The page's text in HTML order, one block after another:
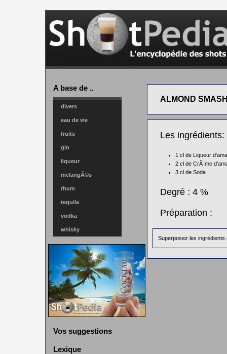
A base de ..
divers
eau de vie
fruits
gin
liqueur
melangÃ©s
rhum
tequila
vodka
whisky
Vos suggestions
Lexique
ALMOND
Les ingrédients:
1 cl de Liqueur
2 cl de CrÃ¨me
3 cl de Soda
Degré : 4 %
Préparation :
Superposez les